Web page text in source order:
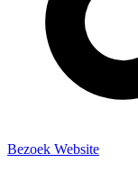
Bezoek Website